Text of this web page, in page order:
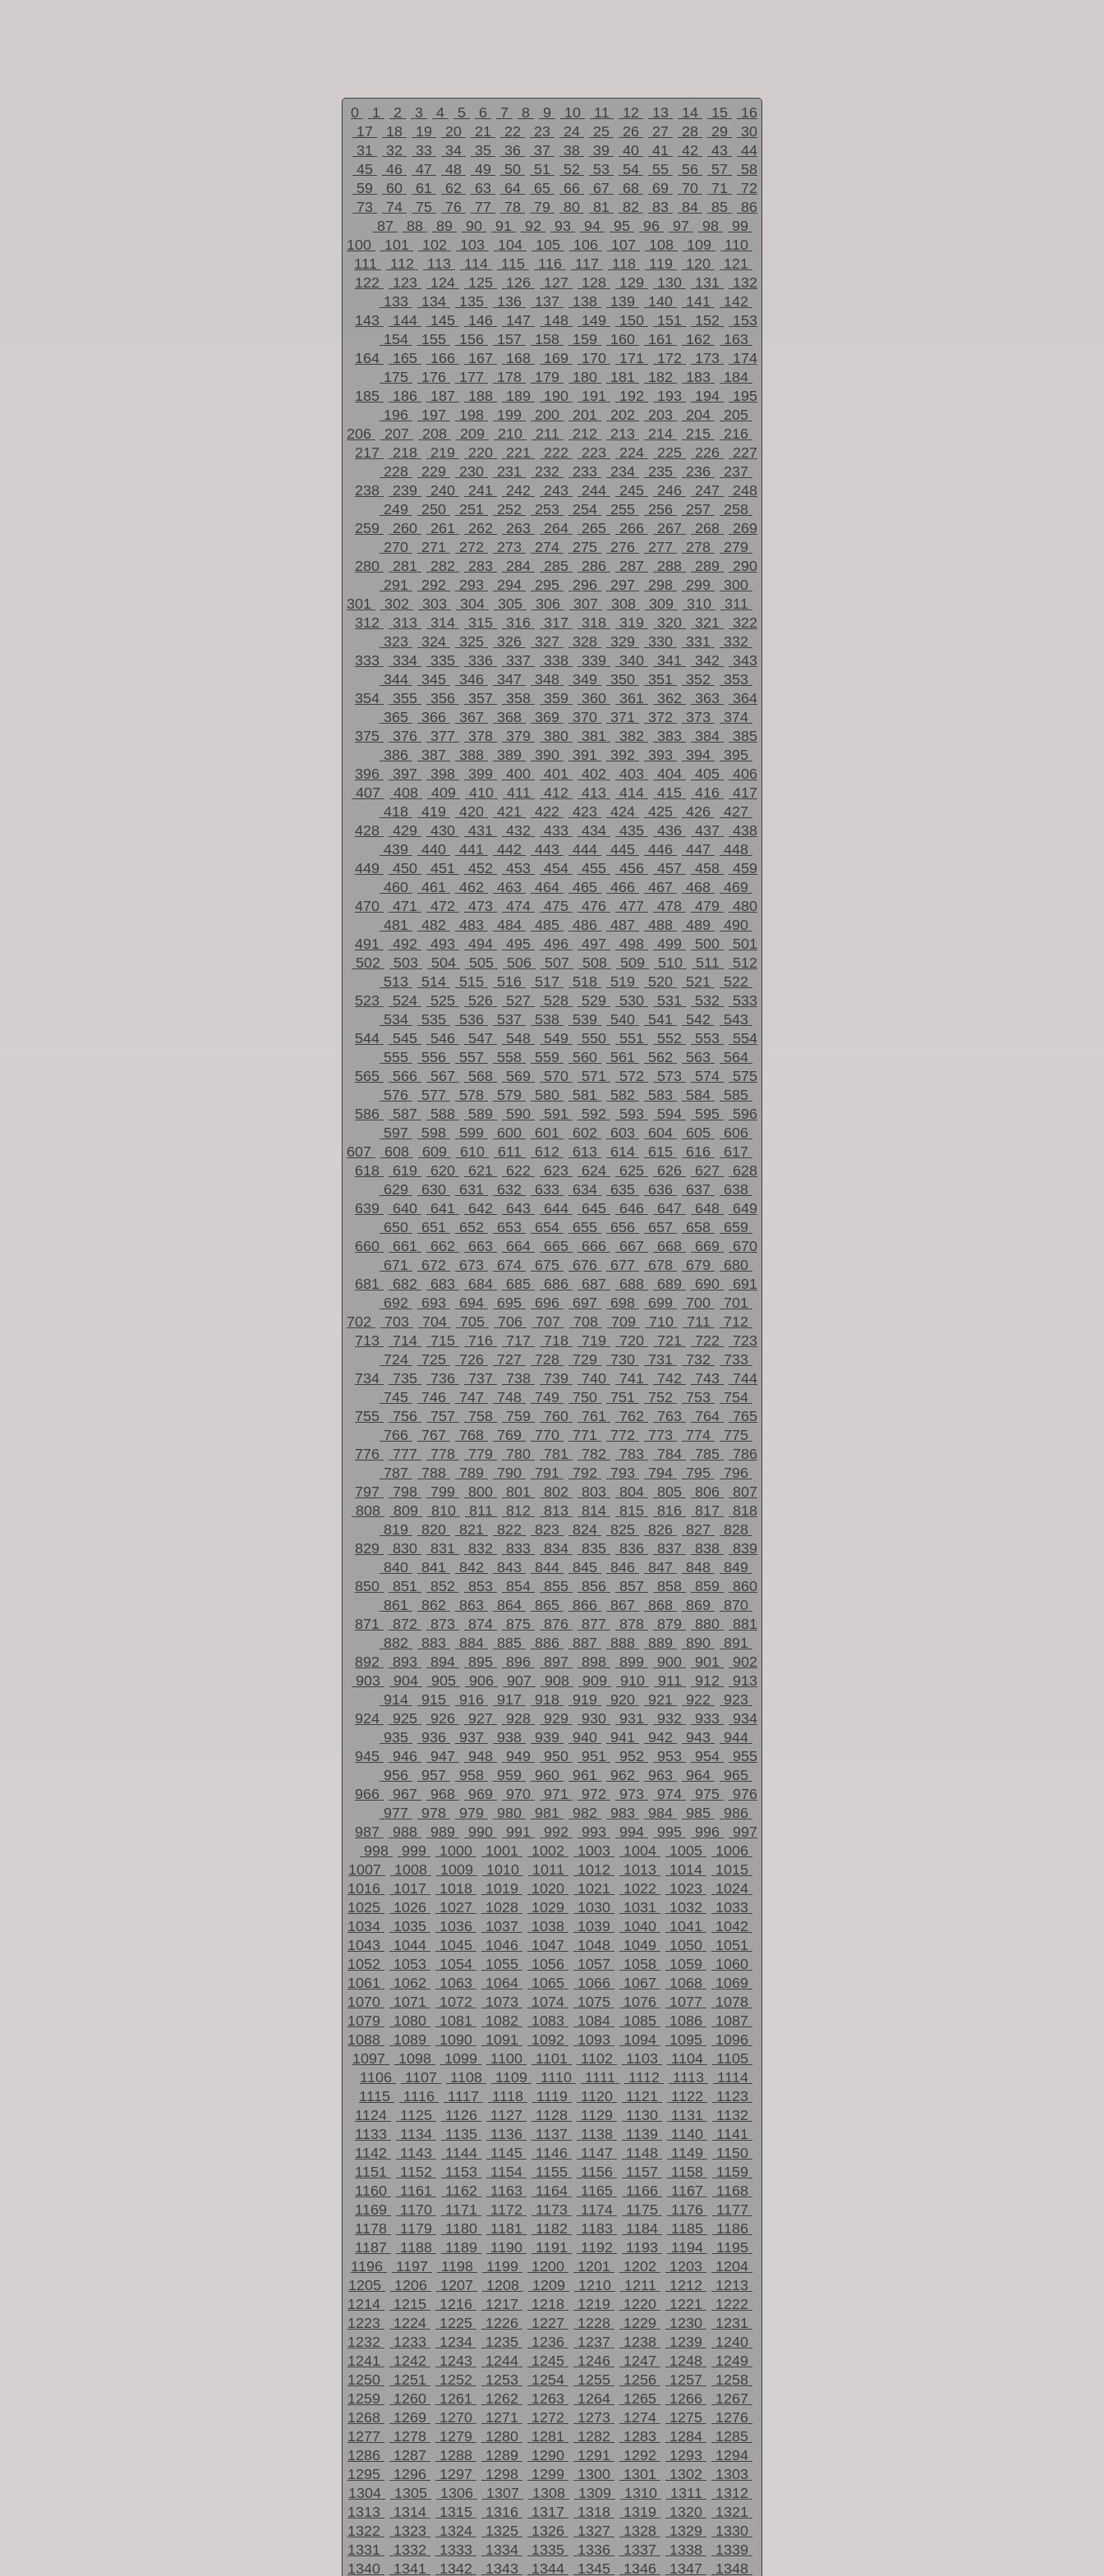
0 1 2 3 4 5 6 7 8 9 10 11 12 13 14 15
16
17
18 19 20 21 22 23 24 25 26 27 28 29
30
31
32 33 34 35 36 37 38 39 40 41 42 43
44
45
46 47 48 49 50 51 52 53 54 55 56 57
58
59
60 61 62 63 64 65 66 67 68 69 70 71
72
73
74 75 76 77 78 79 80 81 82 83 84 85
86
87
88 89 90 91 92 93 94 95 96 97 98
99
100
101 102 103 104 105 106 107 108 109
110
111
112 113 114 115 116 117 118 119 120
121
122
123 124 125 126 127 128 129 130 131
132
133
134 135 136 137 138 139 140 141
142
143
144 145 146 147 148 149 150 151 152
153
154
155 156 157 158 159 160 161 162
163
164
165 166 167 168 169 170 171 172 173
174
175
176 177 178 179 180 181 182 183
184
185
186 187 188 189 190 191 192 193 194
195
196
197 198 199 200 201 202 203 204
205
206
207 208 209 210 211 212 213 214 215
216
217
218 219 220 221 222 223 224 225 226
227
228
229 230 231 232 233 234 235 236
237
238
239 240 241 242 243 244 245 246 247
248
249
250 251 252 253 254 255 256 257
258
259
260 261 262 263 264 265 266 267 268
269
270
271 272 273 274 275 276 277 278
279
280
281 282 283 284 285 286 287 288 289
290
291
292 293 294 295 296 297 298 299
300
301
302 303 304 305 306 307 308 309 310
311
312
313 314 315 316 317 318 319 320 321
322
323
324 325 326 327 328 329 330 331
332
333
334 335 336 337 338 339 340 341 342
343
344
345 346 347 348 349 350 351 352
353
354
355 356 357 358 359 360 361 362 363
364
365
366 367 368 369 370 371 372 373
374
375
376 377 378 379 380 381 382 383 384
385
386
387 388 389 390 391 392 393 394
395
396
397 398 399 400 401 402 403 404 405
406
407
408 409 410 411 412 413 414 415 416
417
418
419 420 421 422 423 424 425 426
427
428
429 430 431 432 433 434 435 436 437
438
439
440 441 442 443 444 445 446 447
448
449
450 451 452 453 454 455 456 457 458
459
460
461 462 463 464 465 466 467 468
469
470
471 472 473 474 475 476 477 478 479
480
481
482 483 484 485 486 487 488 489
490
491
492 493 494 495 496 497 498 499 500
501
502
503 504 505 506 507 508 509 510 511
512
513
514 515 516 517 518 519 520 521
522
523
524 525 526 527 528 529 530 531 532
533
534
535 536 537 538 539 540 541 542
543
544
545 546 547 548 549 550 551 552 553
554
555
556 557 558 559 560 561 562 563
564
565
566 567 568 569 570 571 572 573 574
575
576
577 578 579 580 581 582 583 584
585
586
587 588 589 590 591 592 593 594 595
596
597
598 599 600 601 602 603 604 605
606
607
608 609 610 611 612 613 614 615 616
617
618
619 620 621 622 623 624 625 626 627
628
629
630 631 632 633 634 635 636 637
638
639
640 641 642 643 644 645 646 647 648
649
650
651 652 653 654 655 656 657 658
659
660
661 662 663 664 665 666 667 668 669
670
671
672 673 674 675 676 677 678 679
680
681
682 683 684 685 686 687 688 689 690
691
692
693 694 695 696 697 698 699 700
701
702
703 704 705 706 707 708 709 710 711
712
713
714 715 716 717 718 719 720 721 722
723
724
725 726 727 728 729 730 731 732
733
734
735 736 737 738 739 740 741 742 743
744
745
746 747 748 749 750 751 752 753
754
755
756 757 758 759 760 761 762 763 764
765
766
767 768 769 770 771 772 773 774
775
776
777 778 779 780 781 782 783 784 785
786
787
788 789 790 791 792 793 794 795
796
797
798 799 800 801 802 803 804 805 806
807
808
809 810 811 812 813 814 815 816 817
818
819
820 821 822 823 824 825 826 827
828
829
830 831 832 833 834 835 836 837 838
839
840
841 842 843 844 845 846 847 848
849
850
851 852 853 854 855 856 857 858 859
860
861
862 863 864 865 866 867 868 869
870
871
872 873 874 875 876 877 878 879 880
881
882
883 884 885 886 887 888 889 890
891
892
893 894 895 896 897 898 899 900 901
902
903
904 905 906 907 908 909 910 911 912
913
914
915 916 917 918 919 920 921 922
923
924
925 926 927 928 929 930 931 932 933
934
935
936 937 938 939 940 941 942 943
944
945
946 947 948 949 950 951 952 953 954
955
956
957 958 959 960 961 962 963 964
965
966
967 968 969 970 971 972 973 974 975
976
977
978 979 980 981 982 983 984 985
986
987
988 989 990 991 992 993 994 995 996
997
998
999 1000 1001 1002 1003 1004 1005
1006
1007
1008 1009 1010 1011 1012 1013 1014
1015
1016
1017 1018 1019 1020 1021 1022 1023
1024
1025
1026 1027 1028 1029 1030 1031 1032
1033
1034
1035 1036 1037 1038 1039 1040 1041
1042
1043
1044 1045 1046 1047 1048 1049 1050
1051
1052
1053 1054 1055 1056 1057 1058 1059
1060
1061
1062 1063 1064 1065 1066 1067 1068
1069
1070
1071 1072 1073 1074 1075 1076 1077
1078
1079
1080 1081 1082 1083 1084 1085 1086
1087
1088
1089 1090 1091 1092 1093 1094 1095
1096
1097
1098 1099 1100 1101 1102 1103 1104
1105
1106
1107 1108 1109 1110 1111 1112 1113
1114
1115
1116 1117 1118 1119 1120 1121 1122
1123
1124
1125 1126 1127 1128 1129 1130 1131
1132
1133
1134 1135 1136 1137 1138 1139 1140
1141
1142
1143 1144 1145 1146 1147 1148 1149
1150
1151
1152 1153 1154 1155 1156 1157 1158
1159
1160
1161 1162 1163 1164 1165 1166 1167
1168
1169
1170 1171 1172 1173 1174 1175 1176
1177
1178
1179 1180 1181 1182 1183 1184 1185
1186
1187
1188 1189 1190 1191 1192 1193 1194
1195
1196
1197 1198 1199 1200 1201 1202 1203
1204
1205
1206 1207 1208 1209 1210 1211 1212
1213
1214
1215 1216 1217 1218 1219 1220 1221
1222
1223
1224 1225 1226 1227 1228 1229 1230
1231
1232
1233 1234 1235 1236 1237 1238 1239
1240
1241
1242 1243 1244 1245 1246 1247 1248
1249
1250
1251 1252 1253 1254 1255 1256 1257
1258
1259
1260 1261 1262 1263 1264 1265 1266
1267
1268
1269 1270 1271 1272 1273 1274 1275
1276
1277
1278 1279 1280 1281 1282 1283 1284
1285
1286
1287 1288 1289 1290 1291 1292 1293
1294
1295
1296 1297 1298 1299 1300 1301 1302
1303
1304
1305 1306 1307 1308 1309 1310 1311
1312
1313
1314 1315 1316 1317 1318 1319 1320
1321
1322
1323 1324 1325 1326 1327 1328 1329
1330
1331
1332 1333 1334 1335 1336 1337 1338
1339
1340
1341 1342 1343 1344 1345 1346 1347 1348